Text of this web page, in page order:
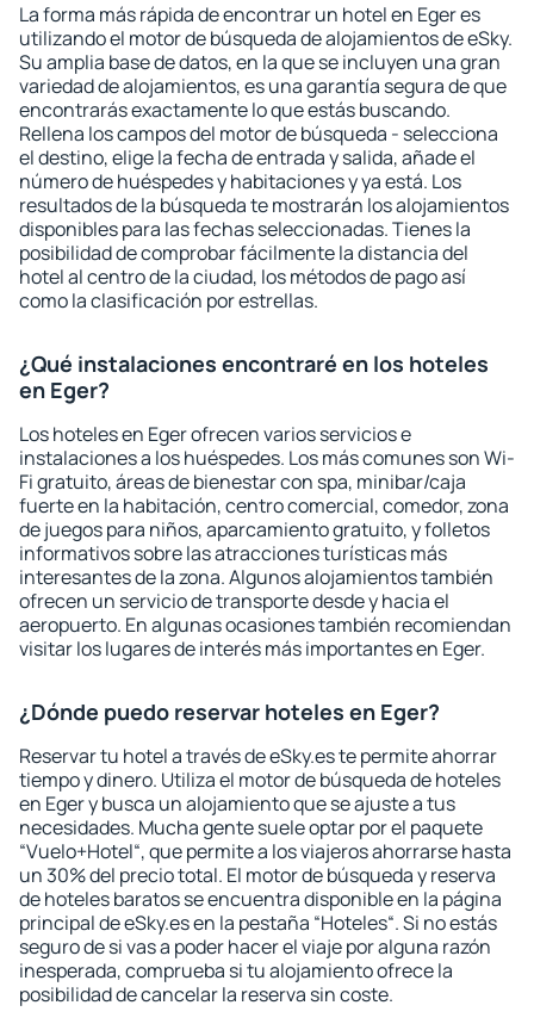
La forma más rápida de encontrar un hotel en Eger es
utilizando el motor de búsqueda de alojamientos de eSky.
Su amplia base de datos, en la que se incluyen una gran
variedad de alojamientos, es una garantía segura de que
encontrarás exactamente lo que estás buscando.
Rellena los campos del motor de búsqueda - selecciona
el destino, elige la fecha de entrada y salida, añade el
número de huéspedes y habitaciones y ya está. Los
resultados de la búsqueda te mostrarán los alojamientos
disponibles para las fechas seleccionadas. Tienes la
posibilidad de comprobar fácilmente la distancia del
hotel al centro de la ciudad, los métodos de pago así
como la clasificación por estrellas.
¿Qué instalaciones encontraré en los hoteles
en Eger?
Los hoteles en Eger ofrecen varios servicios e
instalaciones a los huéspedes. Los más comunes son Wi-
Fi gratuito, áreas de bienestar con spa, minibar/caja
fuerte en la habitación, centro comercial, comedor, zona
de juegos para niños, aparcamiento gratuito, y folletos
informativos sobre las atracciones turísticas más
interesantes de la zona. Algunos alojamientos también
ofrecen un servicio de transporte desde y hacia el
aeropuerto. En algunas ocasiones también recomiendan
visitar los lugares de interés más importantes en Eger.
¿Dónde puedo reservar hoteles en Eger?
Reservar tu hotel a través de eSky.es te permite ahorrar
tiempo y dinero. Utiliza el motor de búsqueda de hoteles
en Eger y busca un alojamiento que se ajuste a tus
necesidades. Mucha gente suele optar por el paquete
“Vuelo+Hotel“, que permite a los viajeros ahorrarse hasta
un 30% del precio total. El motor de búsqueda y reserva
de hoteles baratos se encuentra disponible en la página
principal de eSky.es en la pestaña “Hoteles“. Si no estás
seguro de si vas a poder hacer el viaje por alguna razón
inesperada, comprueba si tu alojamiento ofrece la
posibilidad de cancelar la reserva sin coste.